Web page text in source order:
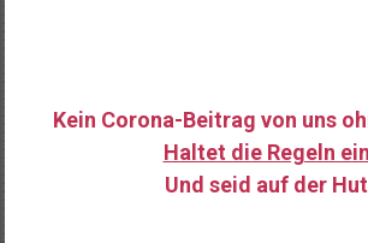
Kein Corona-Beitrag von uns
Haltet die Regeln
Und seid auf der